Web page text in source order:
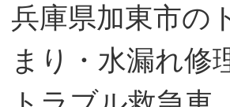
兵庫県加東市の
まり・水漏れ修